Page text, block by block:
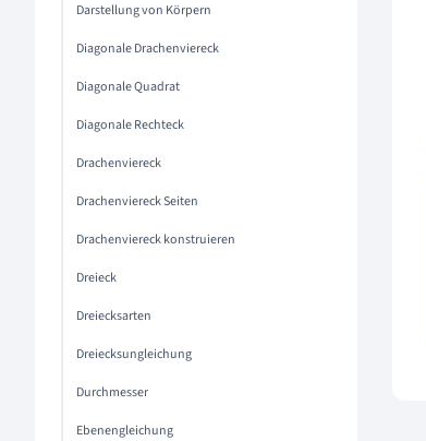
Darstellung von Körpern
Diagonale Drachenviereck
Diagonale Quadrat
Diagonale Rechteck
Drachenviereck
Drachenviereck Seiten
Drachenviereck konstruieren
Dreieck
Dreiecksarten
Dreiecksungleichung
Durchmesser
Ebenengleichung